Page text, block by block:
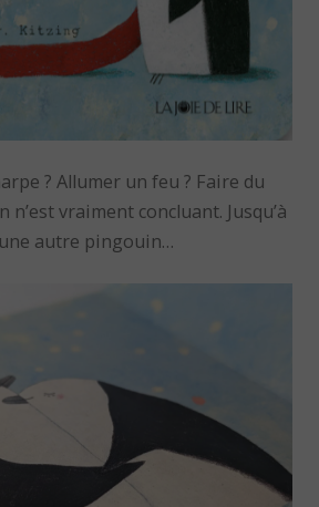
? Allumer un feu ? Faire du
n’est vraiment concluant. Jusqu’à
autre pingouin…